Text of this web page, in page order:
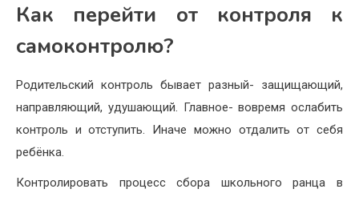
Как перейти от контроля к
самоконтролю?
Родительский контроль бывает разный- защищающий,
направляющий, удушающий. Главное- вовремя ослабить
контроль и отступить. Иначе можно отдалить от себя
ребёнка.
Контролировать процесс сбора школьного ранца в